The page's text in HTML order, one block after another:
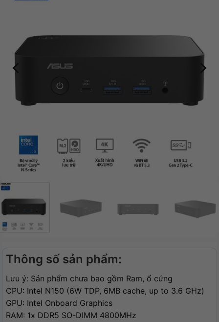
Thông số sản phẩm:
Lưu ý: Sản phẩm chưa bao gồm Ram, ổ cứng
CPU: Intel N150 (6W TDP, 6MB cache, up to 3.6 GHz)
GPU: Intel Onboard Graphics
RAM: 1x DDR5 SO-DIMM 4800MHz